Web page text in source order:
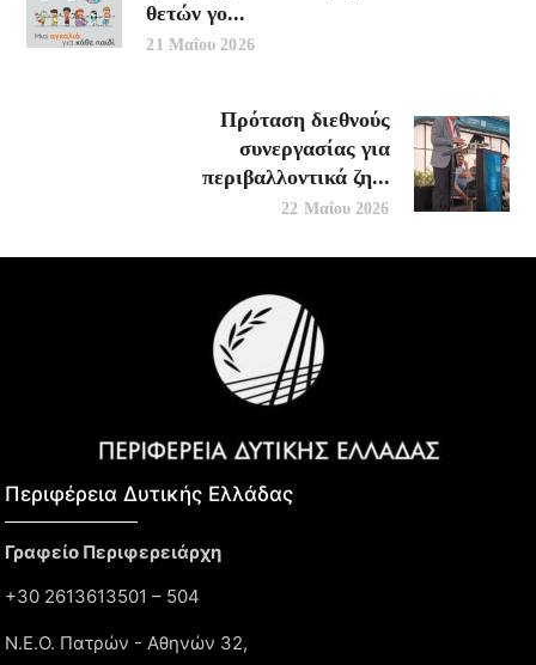
θετών γο...
21 Μαΐου 2026
Πρόταση διεθνούς
συνεργασίας για
περιβαλλοντικά ζη...
22 Μαΐου 2026
Περιφέρεια Δυτικής Ελλάδας​
Γραφείο Περιφερειάρχη
+30 2613613501 – 504
Ν.Ε.Ο. Πατρών - Αθηνών 32,